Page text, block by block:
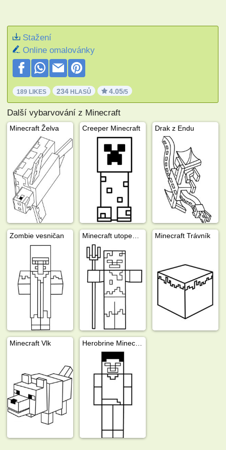
Stažení
Online omalovánky
189 LIKES 234 HLASŮ 4.05/5
Další vybarvování z Minecraft
Minecraft Želva Creeper Minecraft Drak z Endu
Zombie vesničan Minecraft Trávník
Minecraft Vlk